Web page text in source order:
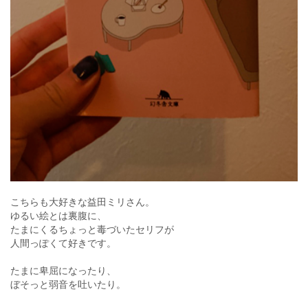
こちらも大好きな益田ミリさん。
ゆるい絵とは裏腹に、
たまにくるちょっと毒づいたセリフが
人間っぽくて好きです。
たまに卑屈になったり、
ぼそっと弱音を吐いたり。